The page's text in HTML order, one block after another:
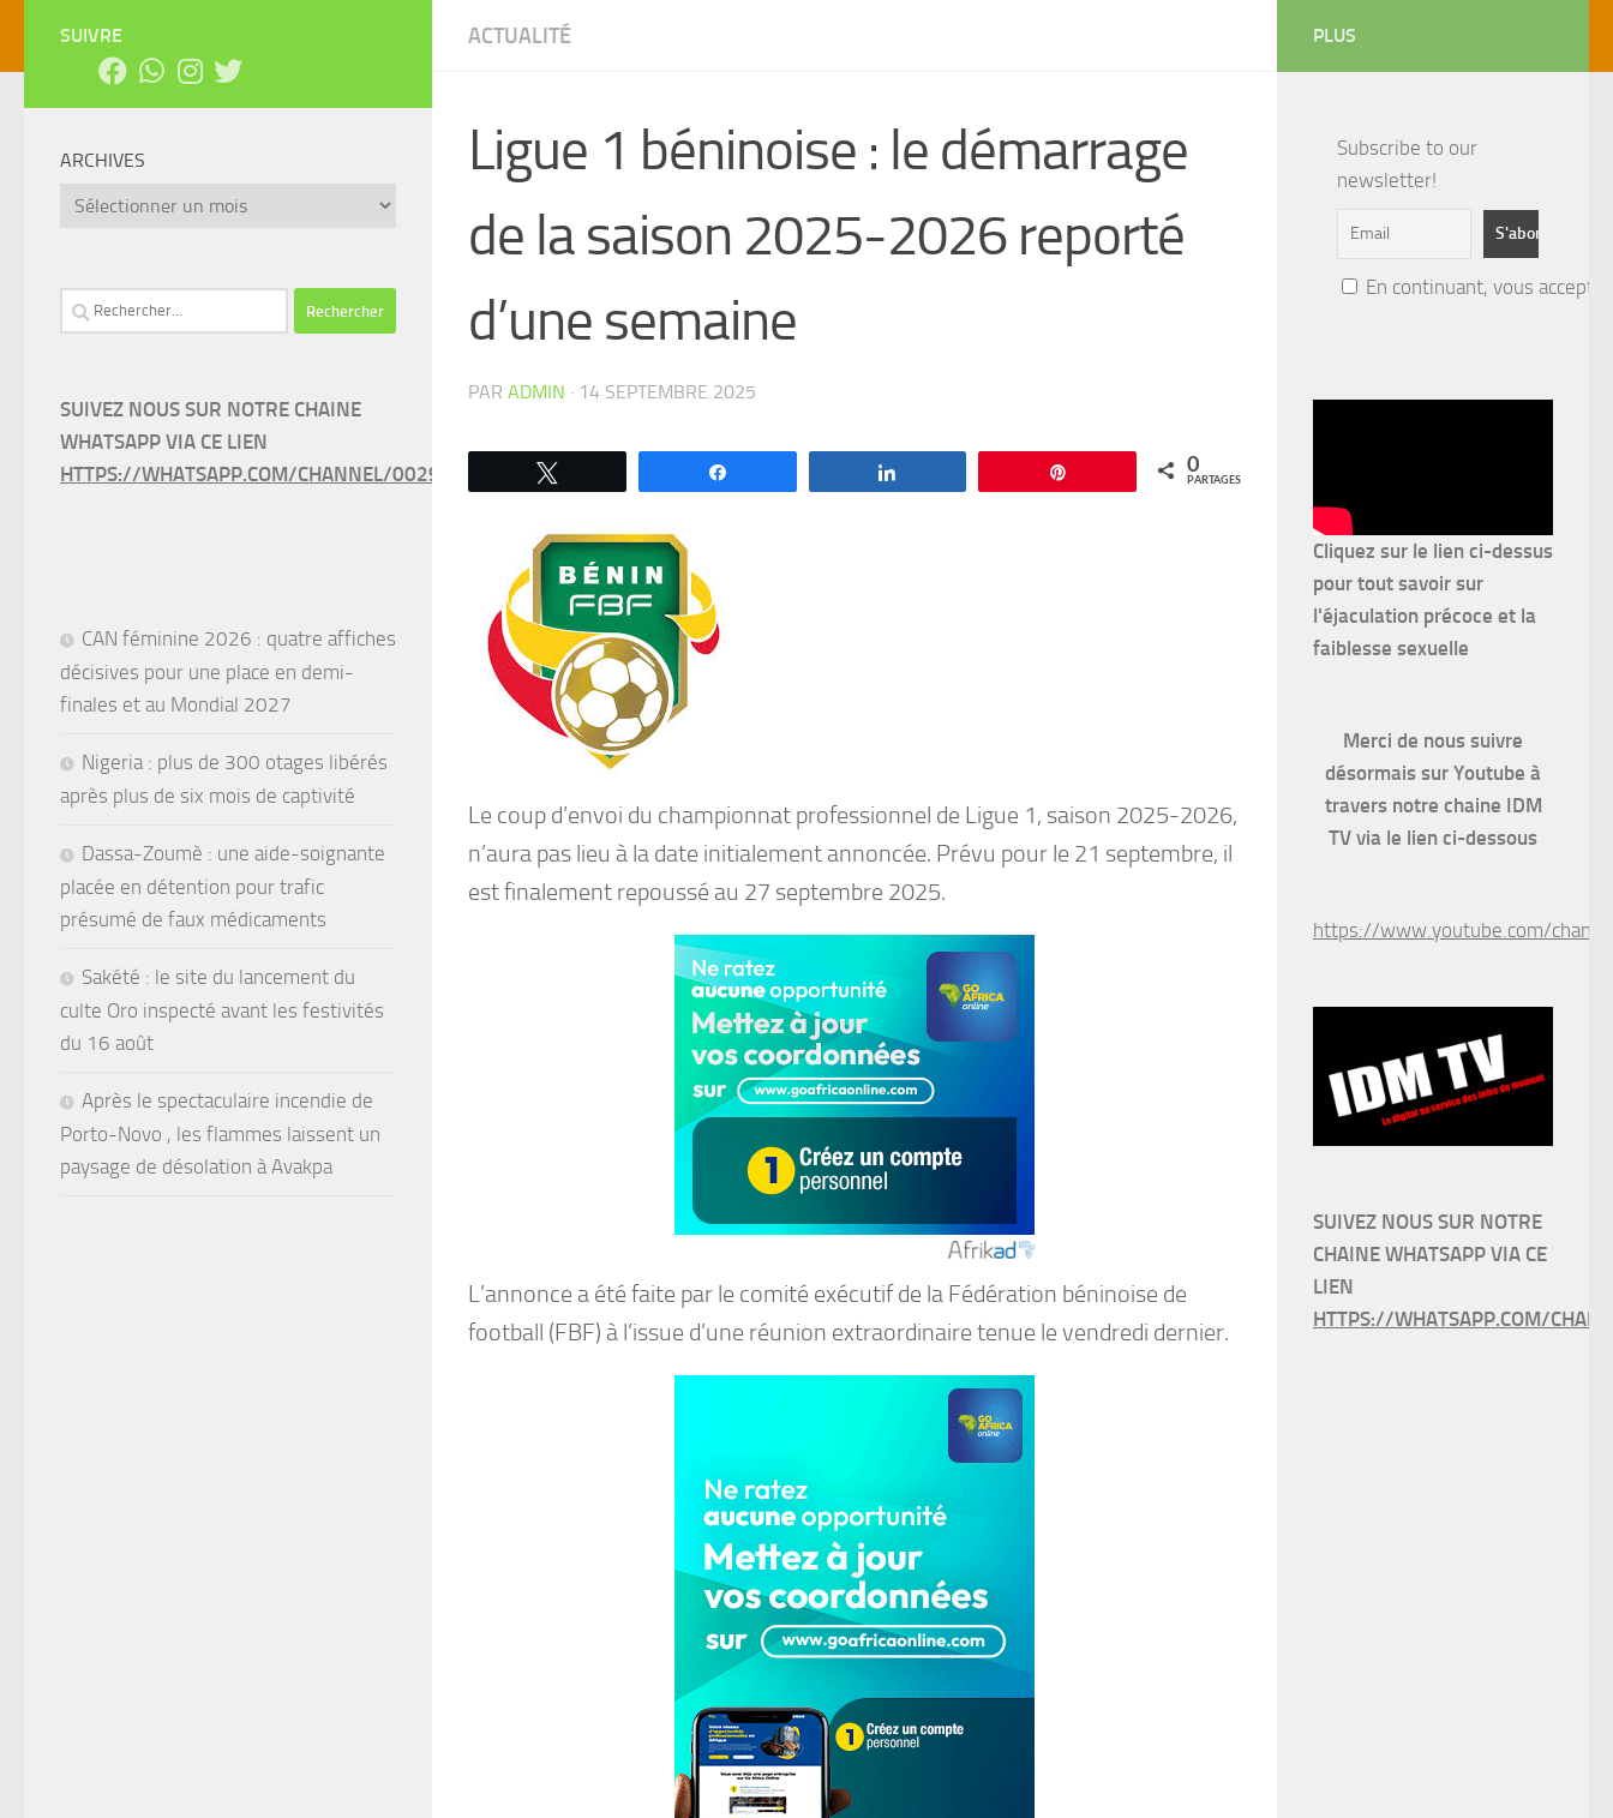
ACTUALITÉ
Ligue 1 béninoise : le démarrage
de la saison 2025-2026 reporté
d’une semaine
PAR ADMIN · 14 SEPTEMBRE 2025
0
PARTAGES
Le coup d’envoi du championnat professionnel de Ligue 1, saison 2025-2026,
n’aura pas lieu à la date initialement annoncée. Prévu pour le 21 septembre, il
est finalement repoussé au 27 septembre 2025.
L’annonce a été faite par le comité exécutif de la Fédération béninoise de
football (FBF) à l’issue d’une réunion extraordinaire tenue le vendredi dernier.
SUIVRE
ARCHIVES
Archives
Rechercher :
SUIVEZ NOUS SUR NOTRE CHAINE
WHATSAPP VIA CE LIEN
HTTPS://WHATSAPP.COM/CHANNEL/0029VAEEL3LCCW4VC7IPMY0L
CAN féminine 2026 : quatre affiches
décisives pour une place en demi-
finales et au Mondial 2027
Nigeria : plus de 300 otages libérés
après plus de six mois de captivité
Dassa-Zoumè : une aide-soignante
placée en détention pour trafic
présumé de faux médicaments
Sakété : le site du lancement du
culte Oro inspecté avant les festivités
du 16 août
Après le spectaculaire incendie de
Porto-Novo , les flammes laissent un
paysage de désolation à Avakpa
PLUS
Subscribe to our
newsletter!
En continuant, vous
Cliquez sur le lien ci-dessus
pour tout savoir sur
l'éjaculation précoce et la
faiblesse sexuelle
Merci de nous suivre
désormais sur Youtube à
travers notre chaine IDM
TV via le lien ci-dessous
https://www.youtube.com/
SUIVEZ NOUS SUR NOTRE
CHAINE WHATSAPP VIA CE
LIEN
HTTPS://WHATSAPP.COM/